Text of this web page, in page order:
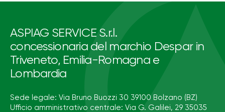
ASPIAG SERVICE S.r.l.
concessionaria del marchio Despar in
Triveneto, Emilia-Romagna e
Lombardia
Sede legale: Via Bruno Buozzi 30 39100 Bolzano (BZ)
Ufficio amministrativo centrale: Via G. Galilei, 29 35035